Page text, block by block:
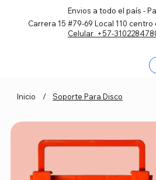
Envios a todo el país -
Carrera 15 #79-69 Local 110
Celular +57-
Inicio / Soporte Para Disco